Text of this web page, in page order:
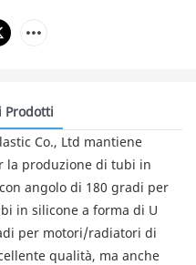
Prodotti
Co., Ltd mantiene
la produzione di tubi in
angolo di 180 gradi per
in silicone a forma di U
per motori/radiatori di
qualità, ma anche